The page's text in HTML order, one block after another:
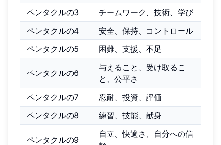
ペンタクルの3
チームワーク、技術、学び
ペンタクルの4
安全、保持、コントロール
ペンタクルの5
困難、支援、不足
ペンタクルの6
与えること、受け取るこ
と、公平さ
ペンタクルの7
忍耐、投資、評価
ペンタクルの8
練習、技能、献身
ペンタクルの9
自立、快適さ、自分への信